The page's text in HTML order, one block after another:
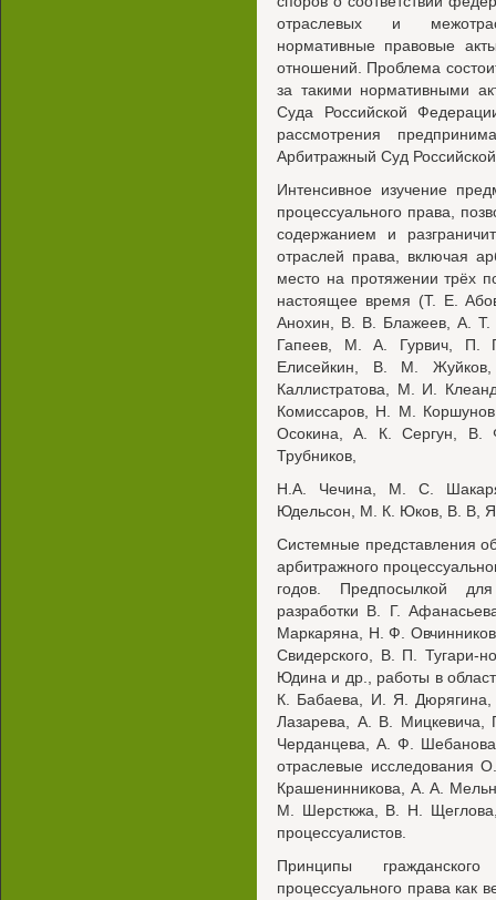
отраслевых и
нормативные правовые
отношений. Проблема
за такими нормативными
Суда Российской
рассмотрения
Арбитражный Суд
Интенсивное изучение
процессуального права,
содержанием и
отраслей права, включая
место на протяжении трёх
настоящее время (Т. Е.
Анохин, В. В. Блажеев, А.
Гапеев, М. А. Гурвич, П.
Елисейкин, В. М.
Каллистратова, М. И.
Комиссаров, Н. М.
Осокина, А. К. Сергун,
Трубников,
H.A. Чечина, M. С.
Юдельсон, М. К. Юков, В. В,
Системные представления
арбитражного
годов. Предпосылкой
разработки В. Г.
Маркаряна, Н. Ф.
Свидерского, В. П.
Юдина и др., работы в
К. Бабаева, И. Я.
Лазарева, А. В.
Черданцева, А. Ф.
отраслевые исследования
Крашенинникова, А. А.
М. Шерсткжа, В. Н.
процессуалистов.
Принципы
процессуального права как